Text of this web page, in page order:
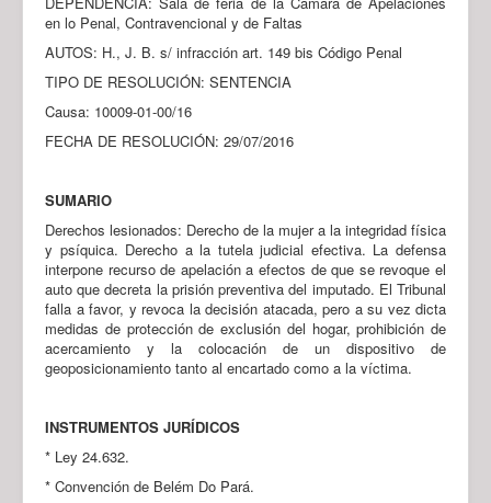
en lo Penal, Contravencional y de Faltas
AUTOS: H., J. B. s/ infracción art. 149 bis Código Penal
TIPO DE RESOLUCIÓN: SENTENCIA
Causa: 10009-01-00/16
FECHA DE RESOLUCIÓN: 29/07/2016
SUMARIO
Derechos lesionados: Derecho de la mujer a la integridad física
y psíquica. Derecho a la tutela judicial efectiva. La defensa
interpone recurso de apelación a efectos de que se revoque el
auto que decreta la prisión preventiva del imputado. El Tribunal
falla a favor, y revoca la decisión atacada, pero a su vez dicta
medidas de protección de exclusión del hogar, prohibición de
acercamiento y la colocación de un dispositivo de
geoposicionamiento tanto al encartado como a la víctima.
INSTRUMENTOS JURÍDICOS
* Ley 24.632.
* Convención de Belém Do Pará.